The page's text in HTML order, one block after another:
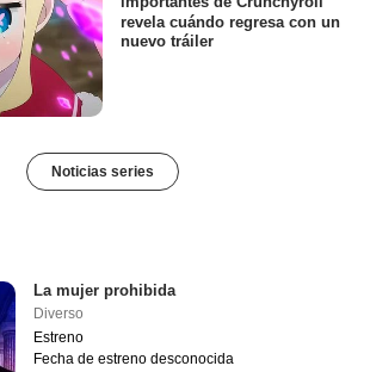
revela cuándo regresa con un
nuevo tráiler
Noticias series
La mujer prohibida
Diverso
Estreno
Fecha de estreno desconocida